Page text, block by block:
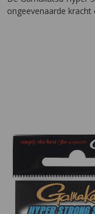
ongeevenaarde kracht